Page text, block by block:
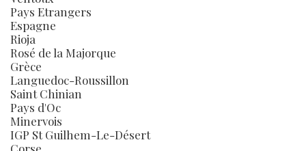
Pays Etrangers
Espagne
Rioja
Rosé de la Majorque
Grèce
Languedoc-Roussillon
Saint Chinian
Pays d'Oc
Minervois
IGP St Guilhem-Le-Désert